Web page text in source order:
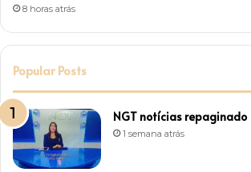
8 horas atrás
Popular Posts
NGT notícias repaginado
1 semana atrás